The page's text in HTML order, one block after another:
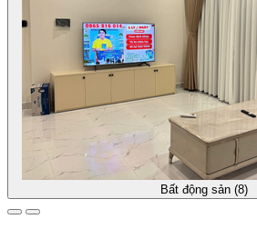
Bất động sản (8)